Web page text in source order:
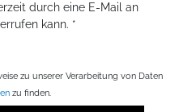
durch eine E-Mail an
kann. *
zu unserer Verarbeitung von Daten
zu finden.